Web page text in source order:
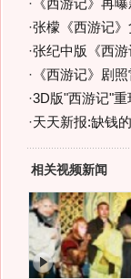
· 《西游记》再
·张檬《西游记
·张纪中版《西
· 《西游记》剧
·3D版"西游记"
·天天新报:缺钱
相关视频新闻